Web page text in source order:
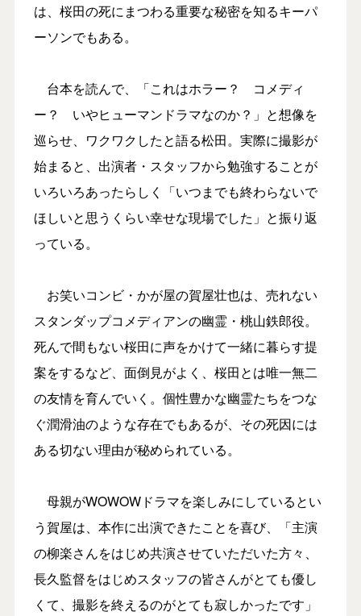
は、桜田の死にまつわる重要な秘密を知るキーパ
ーソンでもある。
台本を読んで、「これはホラー？ コメディ
ー？ いやヒューマンドラマなのか？」と想像を
巡らせ、ワクワクしたと語る松田。実際に撮影が
始まると、出演者・スタッフから勉強することが
いろいろあったらしく「いつまでも終わらないで
ほしいと思うくらい幸せな現場でした」と振り返
っている。
お笑いコンビ・かが屋の賀屋壮也は、売れない
スタンダップコメディアンの幽霊・桃山鉄郎役。
死んで間もない桜田に声をかけて一緒に暮らす提
案をするなど、面倒見がよく、桜田とは唯一無二
の友情を育んでいく。個性豊かな幽霊たちをつな
ぐ潤滑油のような存在でもあるが、その死因には
ある切ない理由が秘められている。
母親がWOWOWドラマを楽しみにしているとい
う賀屋は、本作に出演できたことを喜び、「主演
の柳楽さんをはじめ共演させていただいた方々、
長久監督をはじめスタッフの皆さんがとても優し
くて、撮影を終えるのがとても寂しかったです」